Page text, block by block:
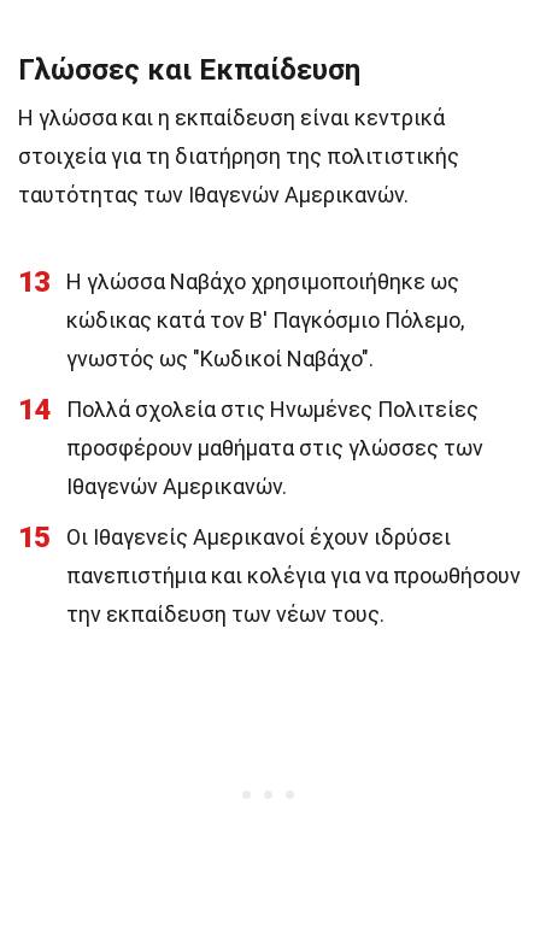
Γλώσσες και Εκπαίδευση
Η γλώσσα και η εκπαίδευση είναι κεντρικά
στοιχεία για τη διατήρηση της πολιτιστικής
ταυτότητας των Ιθαγενών Αμερικανών.
13
Η γλώσσα Ναβάχο χρησιμοποιήθηκε ως
κώδικας κατά τον Β' Παγκόσμιο Πόλεμο,
γνωστός ως "Κωδικοί Ναβάχο".
14
Πολλά σχολεία στις Ηνωμένες Πολιτείες
προσφέρουν μαθήματα στις γλώσσες των
Ιθαγενών Αμερικανών.
15
Οι Ιθαγενείς Αμερικανοί έχουν ιδρύσει
πανεπιστήμια και κολέγια για να προωθήσουν
την εκπαίδευση των νέων τους.